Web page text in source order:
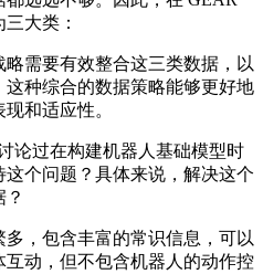
大类：
需要有效整合这三类数据，以
种综合的数据策略能够更好地
和适应性。
过在构建机器人基础模型时
个问题？具体来说，解决这个
，包含丰富的常识信息，可以
动，但不包含机器人的动作控